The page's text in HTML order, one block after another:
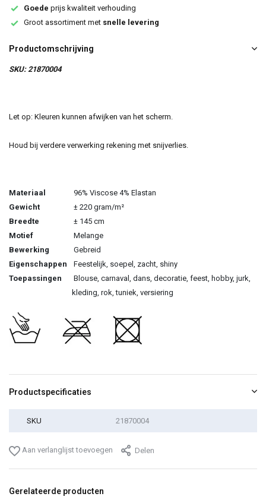
Goede prijs kwaliteit verhouding
Groot assortiment met snelle levering
Productomschrijving
SKU: 21870004
Let op: Kleuren kunnen afwijken van het scherm.
Houd bij verdere verwerking rekening met snijverlies.
Materiaal
96% Viscose 4% Elastan
Gewicht
± 220 gram/m²
Breedte
± 145 cm
Motief
Melange
Bewerking
Gebreid
Eigenschappen
Feestelijk, soepel, zacht, shiny
Toepassingen
Blouse, carnaval, dans, decoratie, feest, hobby, jurk,
kleding, rok, tuniek, versiering
Productspecificaties
SKU 21870004
Aan verlanglijst toevoegen Delen
Gerelateerde producten